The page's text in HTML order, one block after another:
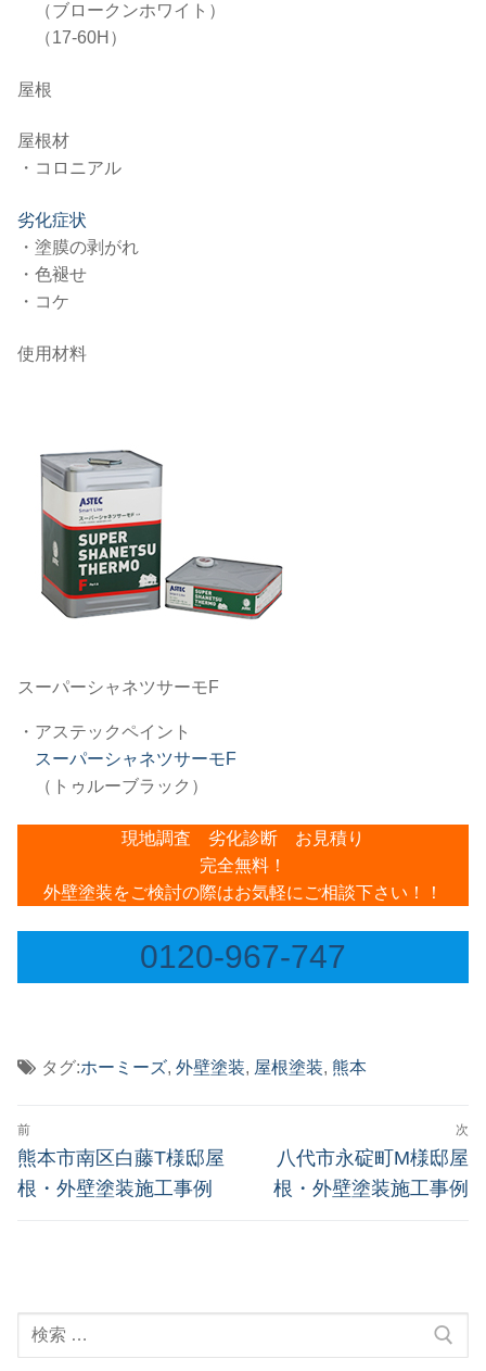
（ブロークンホワイト）
（17-60H）
屋根
屋根材
・コロニアル
劣化症状
・塗膜の剥がれ
・色褪せ
・コケ
使用材料
スーパーシャネツサーモF
・アステックペイント
スーパーシャネツサーモF
（トゥルーブラック）
現地調査 劣化診断 お見積り
完全無料！
外壁塗装をご検討の際はお気軽にご相談下さい！！
0120-967-747
タグ:ホーミーズ, 外壁塗装, 屋根塗装, 熊本
投
稿
ナ
シ
前
前
の
熊本市南区白藤T様邸屋
根・外壁塗装施工事例
次
次
の
八代市永碇町M様邸屋
根・外壁塗装施工事例